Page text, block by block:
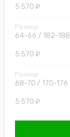
5 570 ₽
64-66 / 182-188
5 570 ₽
68-70 / 170-176
5 570 ₽